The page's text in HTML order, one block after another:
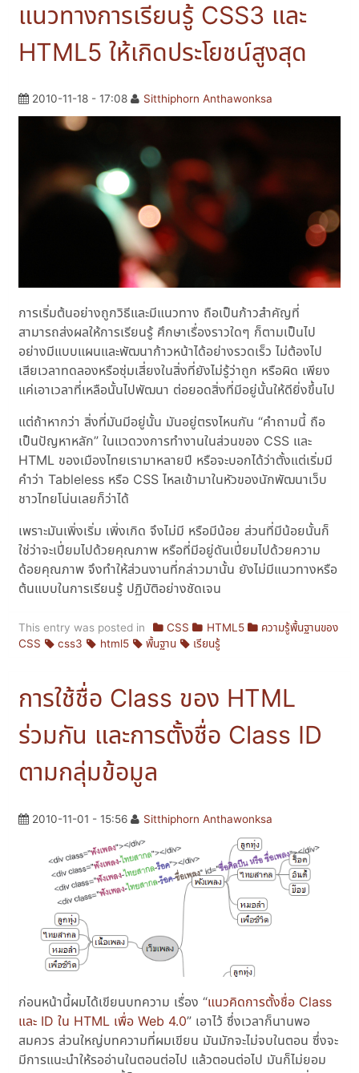
แนวทางการเรียนรู้ CSS3 และ
HTML5 ให้เกิดประโยชน์สูงสุด
2010-11-18 - 17:08 Sitthiphorn Anthawonksa
การเริ่มต้นอย่างถูกวิธีและมีแนวทาง ถือเป็นก้าวสำคัญที่
สามารถส่งผลให้การเรียนรู้ ศึกษาเรื่องราวใดๆ ก็ตามเป็นไป
อย่างมีแบบแผนและพัฒนาก้าวหน้าได้อย่างรวดเร็ว ไม่ต้องไป
เสียเวลาทดลองหรือซุ่มเสี่ยงในสิ่งที่ยังไม่รู้ว่าถูก หรือผิด เพียง
แค่เอาเวลาที่เหลือนั้นไปพัฒนา ต่อยอดสิ่งที่มีอยู่นั้นให้ดียิ่งขึ้นไป
แต่ถ้าหากว่า สิ่งที่มันมีอยู่นั้น มันอยู่ตรงไหนกัน “คำถามนี้ ถือ
เป็นปัญหาหลัก” ในแวดวงการทำงานในส่วนของ CSS และ
HTML ของเมืองไทยเรามาหลายปี หรือจะบอกได้ว่าตั้งแต่เริ่มมี
คำว่า Tableless หรือ CSS ไหลเข้ามาในหัวของนักพัฒนาเว็บ
ชาวไทยโน่นเลยก็ว่าได้
เพราะมันเพิ่งเริ่ม เพิ่งเกิด จึงไม่มี หรือมีน้อย ส่วนที่มีน้อยนั้นก็
ใช่ว่าจะเปี่ยมไปด้วยคุณภาพ หรือที่มีอยู่ดันเปี่ยมไปด้วยความ
ด้อยคุณภาพ จึงทำให้ส่วนงานที่กล่าวมานั้น ยังไม่มีแนวทางหรือ
ต้นแบบในการเรียนรู้ ปฏิบัติอย่างชัดเจน
This entry was posted in CSS HTML5
ความรู้พื้นฐานของ
CSS
css3 html5 พื้นฐาน เรียนรู้
การใช้ชื่อ Class ของ HTML
ร่วมกัน และการตั้งชื่อ Class ID
ตามกลุ่มข้อมูล
2010-11-01 - 15:56 Sitthiphorn Anthawonksa
ก่อนหน้านี้ผมได้เขียนบทความ เรื่อง “แนวคิดการตั้งชื่อ Class
และ ID ใน HTML เพื่อ Web 4.0” เอาไว้ ซึ่งเวลาก็นานพอ
สมควร ส่วนใหญ่บทความที่ผมเขียน มันมักจะไม่จบในตอน ซึ่งจะ
มีการแนะนำให้รออ่านในตอนต่อไป แล้วตอนต่อไป มันก็ไม่ยอม